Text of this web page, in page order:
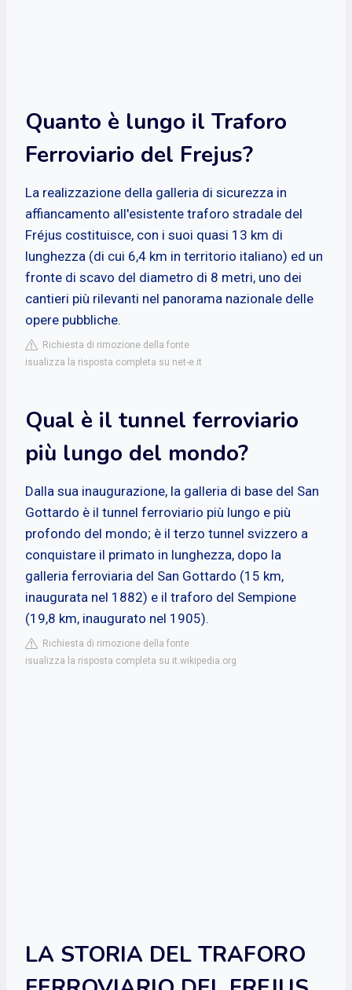
Quanto è lungo il Traforo
Ferroviario del Frejus?
La realizzazione della galleria di sicurezza in
affiancamento all'esistente traforo stradale del
Fréjus costituisce, con i suoi quasi 13 km di
lunghezza (di cui 6,4 km in territorio italiano) ed un
fronte di scavo del diametro di 8 metri, uno dei
cantieri più rilevanti nel panorama nazionale delle
opere pubbliche.
Richiesta di rimozione della fonte
isualizza la risposta completa su net-e.it
Qual è il tunnel ferroviario
più lungo del mondo?
Dalla sua inaugurazione, la galleria di base del San
Gottardo è il tunnel ferroviario più lungo e più
profondo del mondo; è il terzo tunnel svizzero a
conquistare il primato in lunghezza, dopo la
galleria ferroviaria del San Gottardo (15 km,
inaugurata nel 1882) e il traforo del Sempione
(19,8 km, inaugurato nel 1905).
Richiesta di rimozione della fonte
isualizza la risposta completa su it.wikipedia.org
LA STORIA DEL TRAFORO